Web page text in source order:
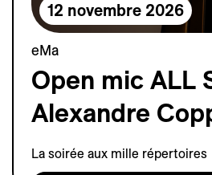
12 novembre 2026
eMa
Open mic ALL
Alexandre
La soirée aux mille répertoires